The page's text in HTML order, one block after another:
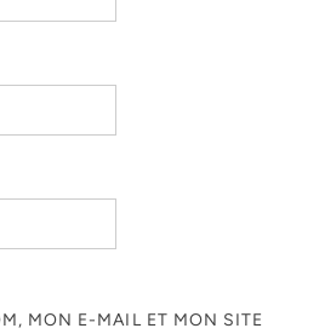
MON E-MAIL ET MON SITE